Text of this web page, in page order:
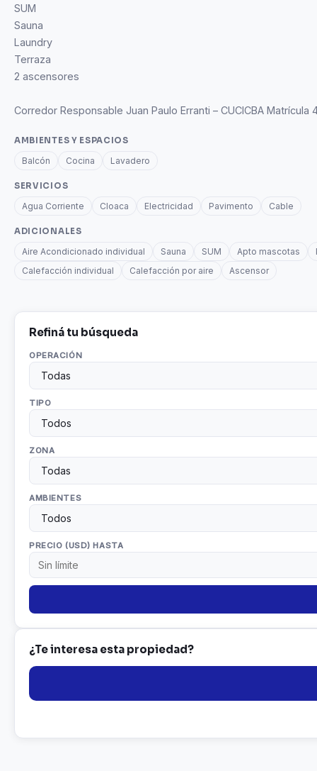
SUM
Sauna
Laundry
Terraza
2 ascensores
Corredor Responsable Juan Paulo Erranti – CUCICBA Matrícula
AMBIENTES Y ESPACIOS
Balcón Cocina Lavadero
SERVICIOS
Agua Corriente Cloaca Electricidad Pavimento Cable
ADICIONALES
Aire Acondicionado individual Sauna SUM Apto mascotas
Calefacción individual
Calefacción por aire Ascensor
Refiná tu búsqueda
OPERACIÓN
TIPO
ZONA
AMBIENTES
PRECIO (USD) HASTA
¿Te interesa esta propiedad?